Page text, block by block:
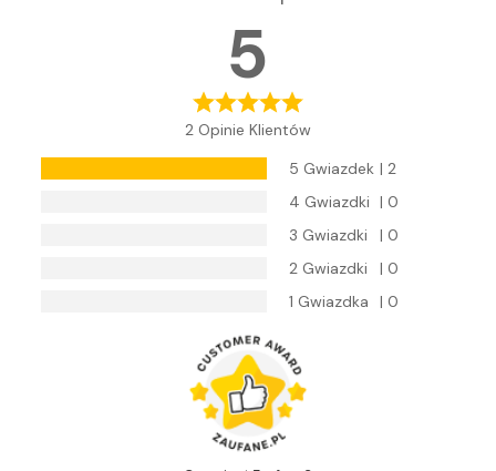
5
2 Opinie Klientów
5 Gwiazdek | 2
4 Gwiazdki | 0
3 Gwiazdki
| 0
2 Gwiazdki
| 0
1 Gwiazdka
| 0